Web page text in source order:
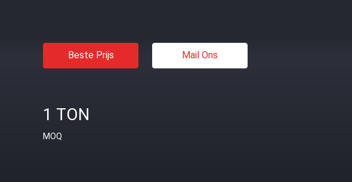
Beste Prijs Mail Ons
1 TON
MOQ